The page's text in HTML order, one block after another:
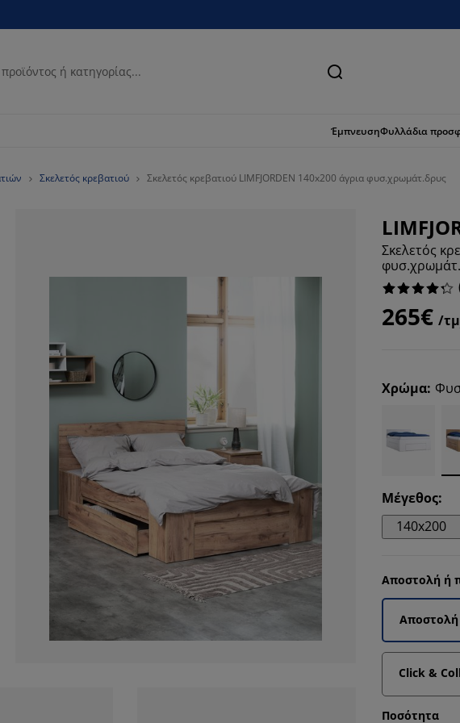
Αναζήτηση
ΈμπνευσηΦυλλάδια
Σκελετός κρεβατιού Σκελετός κρεβατιού LIMFJORDEN 140x200 άγρια φυσ.χρωμάτ.δρυς
Σκελετός
265€ /
Χρώμα:
Μέγεθος:
140x200
Αποστολή ή
Αποστολή
Click &
Ποσότητα
7.344632768361582%
3.389830508474576%
7.909604519774012%